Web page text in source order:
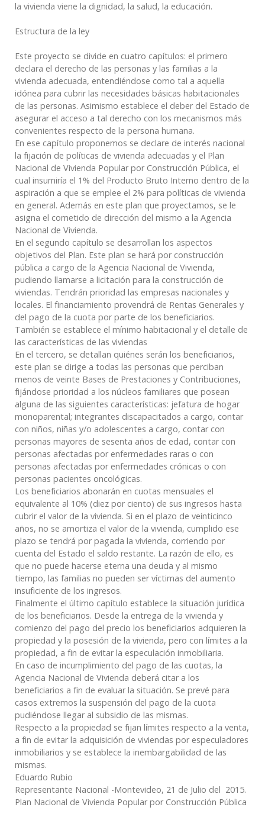
la vivienda viene la dignidad, la salud, la educación.
Estructura de la ley
Este proyecto se divide en cuatro capítulos: el primero
declara el derecho de las personas y las familias a la
vivienda adecuada, entendiéndose como tal a aquella
idónea para cubrir las necesidades básicas habitacionales
de las personas. Asimismo establece el deber del Estado de
asegurar el acceso a tal derecho con los mecanismos más
convenientes respecto de la persona humana.
En ese capítulo proponemos se declare de interés nacional
la fijación de políticas de vivienda adecuadas y el Plan
Nacional de Vivienda Popular por Construcción Pública, el
cual insumiría el 1% del Producto Bruto Interno dentro de la
aspiración a que se emplee el 2% para políticas de vivienda
en general. Además en este plan que proyectamos, se le
asigna el cometido de dirección del mismo a la Agencia
Nacional de Vivienda.
En el segundo capítulo se desarrollan los aspectos
objetivos del Plan. Este plan se hará por construcción
pública a cargo de la Agencia Nacional de Vivienda,
pudiendo llamarse a licitación para la construcción de
viviendas. Tendrán prioridad las empresas nacionales y
locales. El financiamiento provendrá de Rentas Generales y
del pago de la cuota por parte de los beneficiarios.
También se establece el mínimo habitacional y el detalle de
las características de las viviendas
En el tercero, se detallan quiénes serán los beneficiarios,
este plan se dirige a todas las personas que perciban
menos de veinte Bases de Prestaciones y Contribuciones,
fijándose prioridad a los núcleos familiares que posean
alguna de las siguientes características: jefatura de hogar
monoparental; integrantes discapacitados a cargo, contar
con niños, niñas y/o adolescentes a cargo, contar con
personas mayores de sesenta años de edad, contar con
personas afectadas por enfermedades raras o con
personas afectadas por enfermedades crónicas o con
personas pacientes oncológicas.
Los beneficiarios abonarán en cuotas mensuales el
equivalente al 10% (diez por ciento) de sus ingresos hasta
cubrir el valor de la vivienda. Si en el plazo de veinticinco
años, no se amortiza el valor de la vivienda, cumplido ese
plazo se tendrá por pagada la vivienda, corriendo por
cuenta del Estado el saldo restante. La razón de ello, es
que no puede hacerse eterna una deuda y al mismo
tiempo, las familias no pueden ser víctimas del aumento
insuficiente de los ingresos.
Finalmente el último capítulo establece la situación jurídica
de los beneficiarios. Desde la entrega de la vivienda y
comienzo del pago del precio los beneficiarios adquieren la
propiedad y la posesión de la vivienda, pero con límites a la
propiedad, a fin de evitar la especulación inmobiliaria.
En caso de incumplimiento del pago de las cuotas, la
Agencia Nacional de Vivienda deberá citar a los
beneficiarios a fin de evaluar la situación. Se prevé para
casos extremos la suspensión del pago de la cuota
pudiéndose llegar al subsidio de las mismas.
Respecto a la propiedad se fijan límites respecto a la venta,
a fin de evitar la adquisición de viviendas por especuladores
inmobiliarios y se establece la inembargabilidad de las
mismas.
Eduardo Rubio
Representante Nacional -Montevideo, 21 de Julio del 2015.
Plan Nacional de Vivienda Popular por Construcción Pública